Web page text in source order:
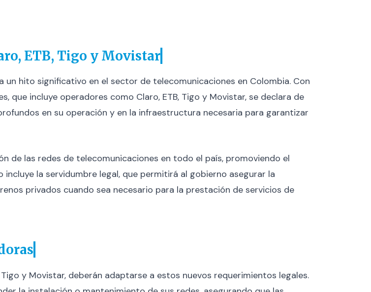
ETB, Tigo y Movistar
un hito significativo en el sector de telecomunicaciones en Colombia. Con
que incluye operadores como Claro, ETB, Tigo y Movistar, se declara de
en su operación y en la infraestructura necesaria para garantizar
de las redes de telecomunicaciones en todo el país, promoviendo el
la servidumbre legal, que permitirá al gobierno asegurar la
privados cuando sea necesario para la prestación de servicios de
y Movistar, deberán adaptarse a estos nuevos requerimientos legales.